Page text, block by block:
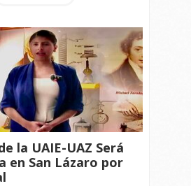
la UAIE-UAZ Será
en San Lázaro por